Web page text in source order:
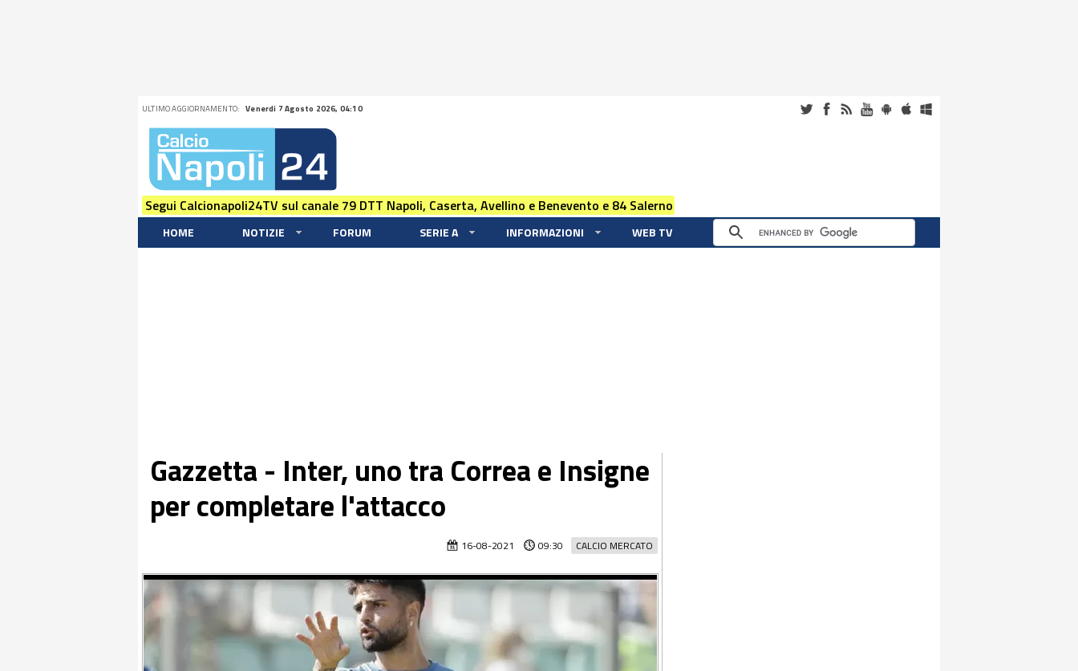
ULTIMO AGGIORNAMENTO: Venerdi 7 Agosto 2026, 04:10
Segui Calcionapoli24TV sul canale 79 DTT Napoli, Caserta, Avellino e Benevento e 84 Salerno
HOME NOTIZIE FORUM SERIE A INFORMAZIONI WEB TV
Gazzetta - Inter, uno tra Correa e Insigne
per completare l'attacco
CALCIO MERCATO
16-08-2021 09:30